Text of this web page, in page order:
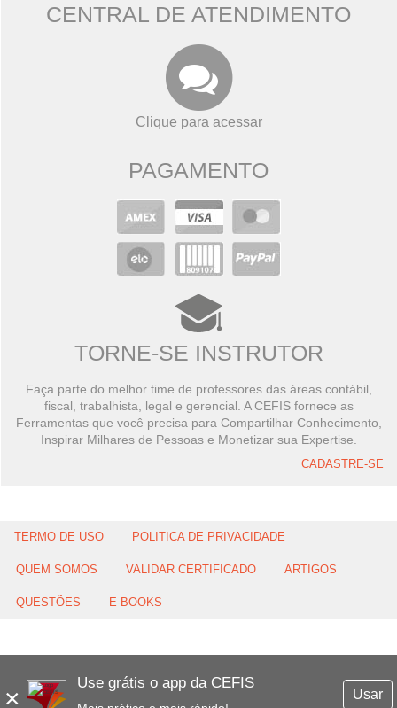
×
Use grátis o app da CEFIS
Usar
CENTRAL DE ATENDIMENTO
Clique para acessar
PAGAMENTO
TORNE-SE INSTRUTOR
Faça parte do melhor time de professores das áreas contábil,
fiscal, trabalhista, legal e gerencial. A CEFIS fornece as
Ferramentas que você precisa para Compartilhar Conhecimento,
Inspirar Milhares de Pessoas e Monetizar sua Expertise.
CADASTRE-SE
TERMO DE USO POLITICA DE PRIVACIDADE
QUEM SOMOS VALIDAR CERTIFICADO ARTIGOS
QUESTÕES E-BOOKS